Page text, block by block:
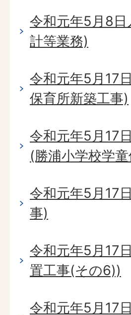
令和元年5月8
計等業務)
令和元年5月17
保育所新築工事)
令和元年5月17
(勝浦小学校学
令和元年5月17
事)
令和元年5月17
置工事(その6))
令和元年5月17